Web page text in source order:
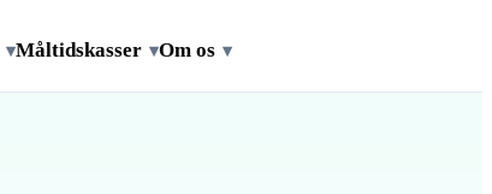
▾Måltidskasser ▾Om os ▾